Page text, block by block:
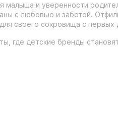
малыша и уверенности
с любовью и заботой.
своего сокровища с первых
где детские бренды